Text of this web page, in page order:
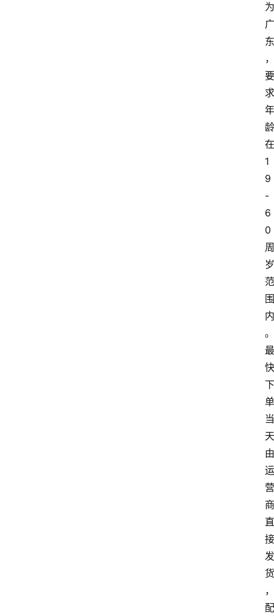
为
广
东
，
要
求
年
龄
在
1
9
-
6
0
周
岁
范
围
内
。
最
快
下
单
当
天
由
运
营
商
直
接
发
货
，
配